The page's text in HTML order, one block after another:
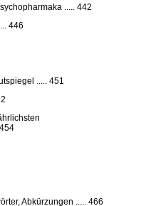
..... 442
446
..... 451
Abkürzungen ..... 466